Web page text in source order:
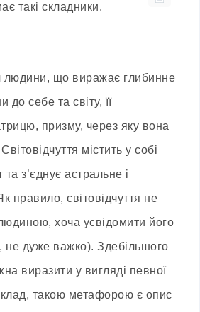
такі складники.
людини, що виражає глибинне
себе та світу, її
призму, через яку вона
містить у собі
з’єднує астральне і
правило, світовідчуття не
хоча усвідомити його
не дуже важко). Здебільшого
виразити у вигляді певної
такою метафорою є опис